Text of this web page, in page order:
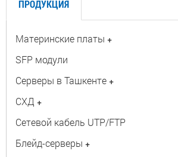
ПРОДУКЦИЯ
Материнские платы +
SFP модули
Серверы в Ташкенте +
СХД +
Сетевой кабель UTP/FTP
Блейд-серверы +